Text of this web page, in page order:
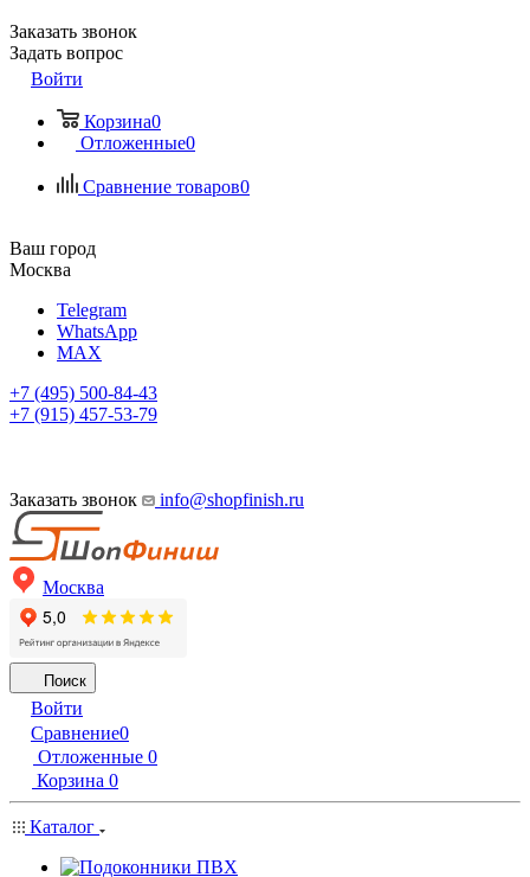
Заказать звонок
Задать вопрос
Войти
Корзина0
Отложенные0
Сравнение товаров0
Ваш город
Москва
Telegram
WhatsApp
MAX
+7 (495) 500-84-43
+7 (915) 457-53-79
Заказать звонок info@shopfinish.ru
Москва
Поиск
Войти
Сравнение0
Отложенные 0
Корзина 0
Каталог